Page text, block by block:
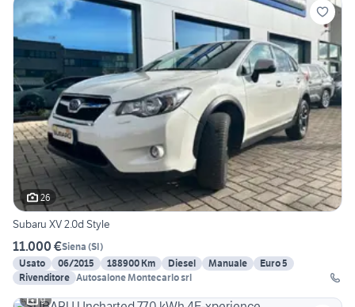
26
Subaru XV 2.0d Style
11.000 €Siena (SI)
Usato
06/2015 188900 Km Diesel Manuale
Euro 5
Rivenditore Autosalone Montecarlo srl
9